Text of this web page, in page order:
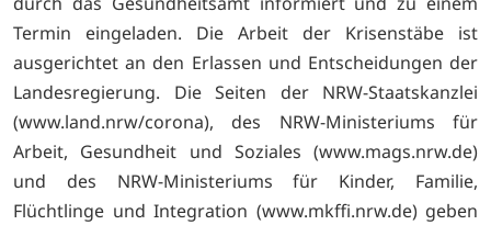
Termin eingeladen. Die Arbeit der Krisenstäbe ist
ausgerichtet an den Erlassen und Entscheidungen der
Landesregierung. Die Seiten der NRW-Staatskanzlei
(www.land.nrw/corona), des NRW-Ministeriums für
Arbeit, Gesundheit und Soziales (www.mags.nrw.de)
und des NRW-Ministeriums für Kinder, Familie,
Flüchtlinge und Integration (www.mkffi.nrw.de) geben